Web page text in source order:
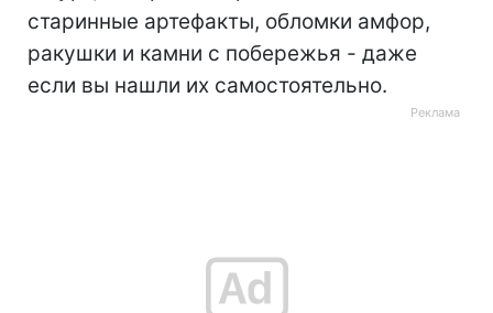
старинные артефакты, обломки амфор,
ракушки и камни с побережья - даже
если вы нашли их самостоятельно.